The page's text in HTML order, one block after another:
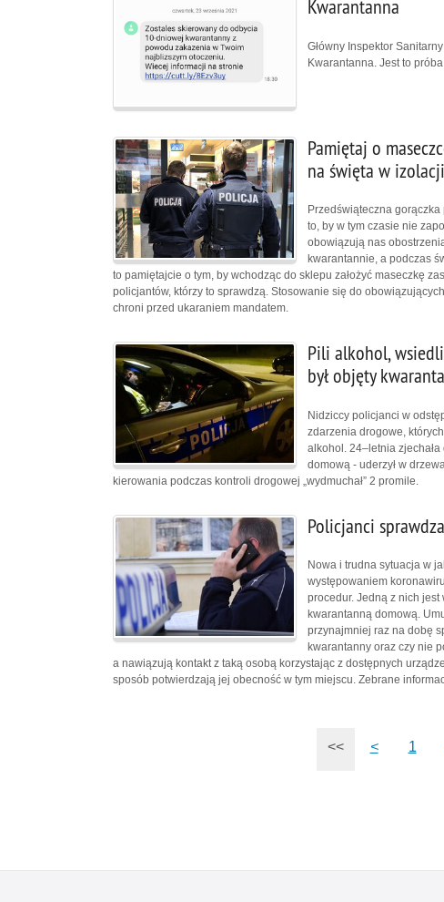
Kwarantanna
Główny Inspektor
Kwarantanna. Jest to
Pamiętaj o
na święta w
Przedświąteczna
to, by w tym czasie nie
obowiązują nas
kwarantannie, a podczas
to pamiętajcie o tym, by wchodząc do sklepu założyć maseczkę
policjantów, którzy to sprawdzą. Stosowanie się do
chroni przed ukaraniem mandatem.
Pili alkohol,
był objęty
Nidziccy policjanci w
zdarzenia drogowe,
alkohol. 24–letnia
domową - uderzył w
kierowania podczas kontroli drogowej „wydmuchał” 2 promile.
Policjanci
Nowa i trudna sytuacja w
występowaniem
procedur. Jedną z nich jest
kwarantanną domową.
przynajmniej raz na dobę
kwarantanny oraz czy nie
a nawiązują kontakt z taką osobą korzystając z dostępnych
sposób potwierdzają jej obecność w tym miejscu. Zebrane
<< < 1